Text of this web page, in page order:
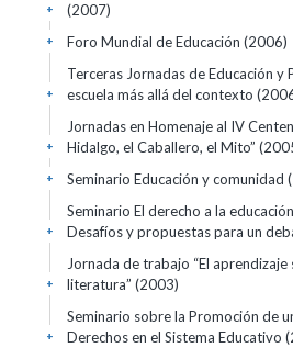
(2007)
+
Foro Mundial de Educación (2006)
+
Terceras Jornadas de Educación y
escuela más allá del contexto
+
Jornadas en Homenaje al IV
Hidalgo, el Caballero, el Mito”
+
Seminario Educación y comunidad
+
Seminario El derecho a la
Desafíos y propuestas para un
+
Jornada de trabajo “El
literatura” (2003)
+
Seminario sobre la Promoción de
Derechos en el Sistema Educativo
+